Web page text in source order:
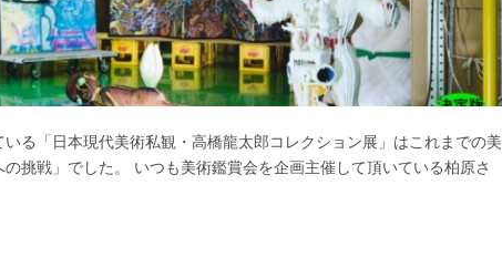
る「日本現代美術私観・高橋龍太郎コレクション展」はこれまでの美
挑戦」でした。 いつも美術鑑賞会を企画主催して頂いている柏原さ